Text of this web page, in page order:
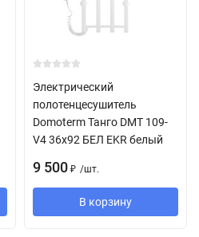
Электрический
полотенцесушитель
Domoterm Танго DMT 109-
V4 36x92 БЕЛ EKR белый
9 500 ₽ /шт.
В корзину